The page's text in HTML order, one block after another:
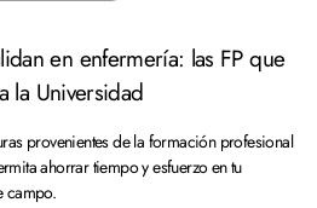
en enfermería: las FP que
la Universidad
provenientes de la formación profesional
ahorrar tiempo y esfuerzo en tu
campo.